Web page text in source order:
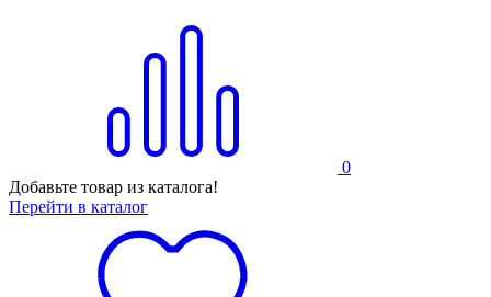
0
Добавьте товар из каталога!
Перейти в каталог